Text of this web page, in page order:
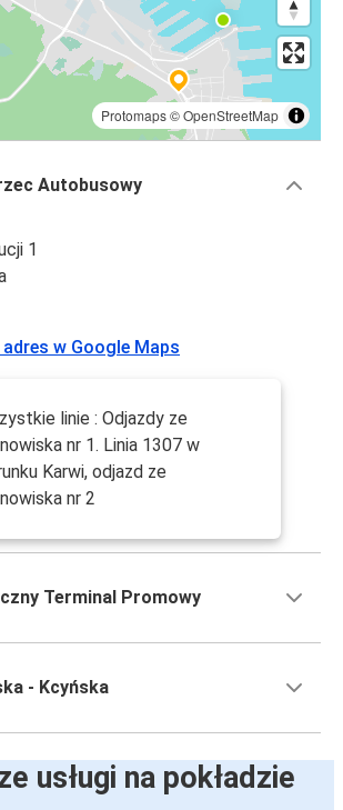
Protomaps©OpenStreetMap
Autobusowy
1
w Google Maps
linie : Odjazdy ze
nr 1. Linia 1307 w
Karwi, odjazd ze
nr 2
Terminal Promowy
- Kcyńska
usługi na pokładzie